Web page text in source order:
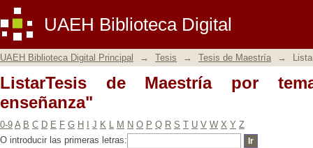
UAEH Biblioteca Digital
ListarTesis de Maestría por tema
UAEH Biblioteca Digital Principal → Tesis → Tesis de Maestría →
ListarTesis de Maestría por
enseñanza"
0-9 A B C D E F G H J K L M N O P Q R S T U V W X Y Z
O introducir las primeras letras: